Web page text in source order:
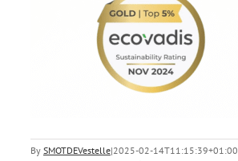
By SMOTDEVestelle|2025-02-14T11:15:39+01:00